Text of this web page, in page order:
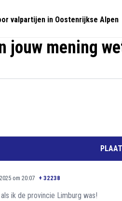
valpartijen in Oostenrijkse Alpen
jouw mening
om 20:07 + 32238
ik de provincie Limburg was!